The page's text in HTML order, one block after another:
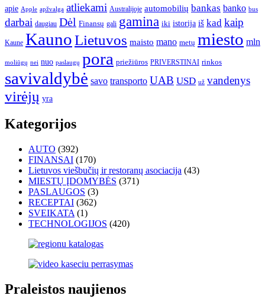
apie Apple apžvalga atliekami Australijoje automobilių bankas banko bus
darbai daugiau Dėl Finansų gali gamina iki istorija iš kad kaip
Kaune KaunoLietuvos maisto mano metų miesto mln
moliūgų nei nuo paslaugų pora priežiūros PRIVERSTINAI rinkos
savivaldybė savo transporto UAB USD už vandenys
virėjų yra
Kategorijos
AUTO (392)
FINANSAI (170)
Lietuvos viešbučių ir restoranų asociacija (43)
MIESTŲ ĮDOMYBĖS (371)
PASLAUGOS (3)
RECEPTAI (362)
SVEIKATA (1)
TECHNOLOGIJOS (420)
Praleistos naujienos